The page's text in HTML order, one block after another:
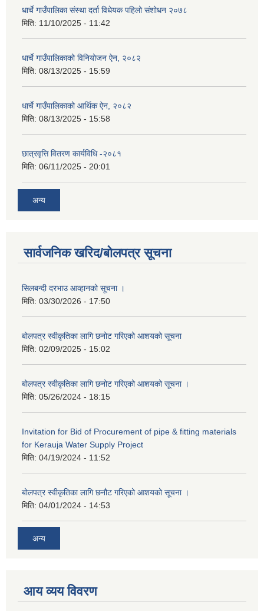
धार्चे गाउँपालिका संस्था दर्ता विधेयक पहिलो संशोधन २०७८
मिति: 11/10/2025 - 11:42
धार्चे गाउँपालिकाको विनियोजन ऐन, २०८२
मिति: 08/13/2025 - 15:59
धार्चे गाउँपालिकाको आर्थिक ऐन, २०८२
मिति: 08/13/2025 - 15:58
छात्रवृत्ति वितरण कार्यविधि -२०८१
मिति: 06/11/2025 - 20:01
अन्य
सार्वजनिक खरिद/बोलपत्र सूचना
सिलबन्दी दरभाउ आव्हानको सूचना ।
मिति: 03/30/2026 - 17:50
बोलपत्र स्वीकृतिका लागि छनोट गरिएको आशयको सूचना
मिति: 02/09/2025 - 15:02
बोलपत्र स्वीकृतिका लागि छनोट गरिएको आशयको सूचना ।
मिति: 05/26/2024 - 18:15
Invitation for Bid of Procurement of pipe & fitting materials
for Kerauja Water Supply Project
मिति: 04/19/2024 - 11:52
बोलपत्र स्वीकृतिका लागि छनौट गरिएको आशयको सूचना ।
मिति: 04/01/2024 - 14:53
अन्य
आय व्यय विवरण